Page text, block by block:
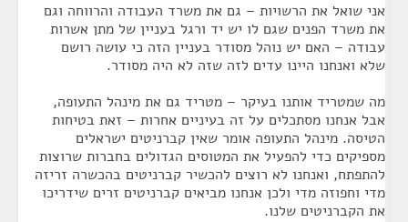
אני שואל את הרשויות – גם את משרד העבודה והרווחה וגם
את משרד הפנים שגם לו יש יד ורגל בעניין של מתן אשרות
עבודה – האם יש נוהל מסודר בעניין הזה כי עושה רושם
שלא ואנחנו היינו עדים לזה שזה לא היה מסודר.
מה שמטריד אותנו בעיקר – מטריד גם את מינהל התעופה,
אבל אנחנו מסתכלים על זה בעיניים אחרות – זאת בטיחות
הטיסה. מינהל התעופה אומר שאין קברניטים ישראלים
מספיקים כדי להפעיל את המטוסים הגדולים בחברות שרוצות
להתפתח, ואנחנו לא רוצים להכשיר קברניטים בהכשרה זריזה
מדי וחפוזה מדי ולכן אנחנו מביאים קברניטים זרים שידריכו
את הקברניטים שלנו.